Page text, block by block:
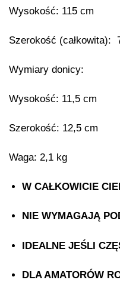
Wysokość: 115 cm
Szerokość (całkowita):
Wymiary donicy:
Wysokość: 11,5 cm
Szerokość: 12,5 cm
Waga: 2,1 kg
W CAŁKOWICIE
NIE WYMAGAJĄ
IDEALNE JEŚLI
DLA AMATORÓW